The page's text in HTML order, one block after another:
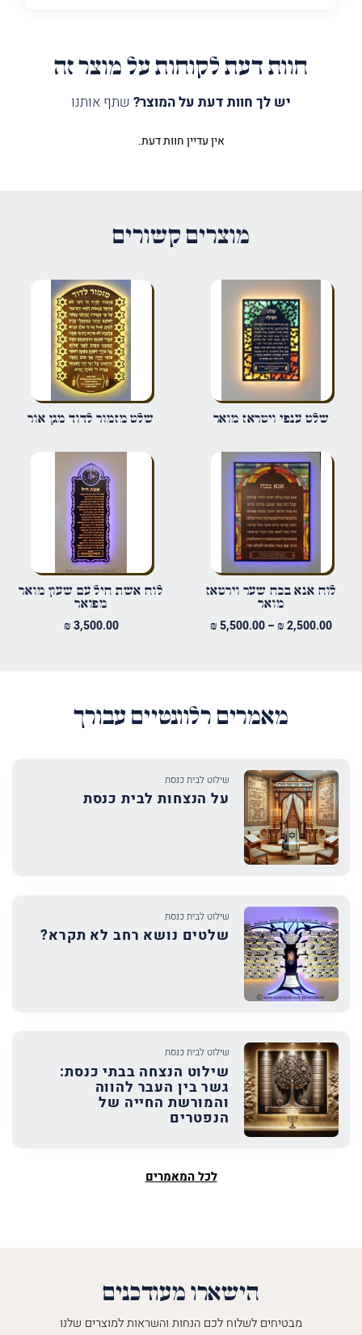
חוות דעת לקוחות על מוצר זה
יש לך חוות דעת על המוצר? שתף אותנו
הביקורת שלך*
שם*
אימייל*
שמור בדפדפן זה את השם, האימייל והאתר שלי לפעם הבאה שאגיב.
אין עדיין חוות דעת.
מוצרים קשורים
שלט ענפי ויטראז מואר שלט מזמור לדוד מגן אור
לוח אנא בכח שער וירטאז
מואר
₪2,500.00
–
₪5,500.00
לוח אשת חיל עם שעון מואר
מפואר
₪3,500.00
מאמרים רלוונטיים עבורך
שילוט לבית כנסת
על הנצחות לבית כנסת
שילוט לבית כנסת
שלטים נושא רחב לא תקרא?
שילוט לבית כנסת
שילוט הנצחה בבתי כנסת:
גשר בין העבר להווה
והמורשת החייה של
הנפטרים
לכל המאמרים
הישארו מעודכנים
מבטיחים לשלוח לכם הנחות והשראות למוצרים שלנו